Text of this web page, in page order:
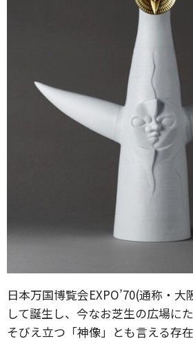
日本万国博覧会EXPO’70(通称・
して誕生し、今なお芝生の広場に
そびえ立つ「神像」とも言える存